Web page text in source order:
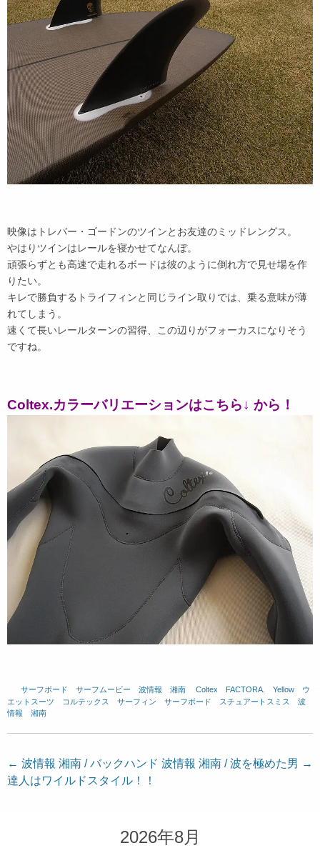
映像はトレバー・ゴードンのツインとお友達のミッドレングス。
やはりツインはレールを寝かせてなんぼ。
頑張らずとも高速で走れるボードは彼のように倒れ方で見せ場を作
りたい。
キレで勝負するトライフィンと同じライン取りでは、乗る意味が薄
れてしまう。
速くて長いレールターンの習得、この辺りがフォーカスになりそう
ですね。
Coltex.カラーバリエーションはこちら↓ から！
サーフボード サーフムービー 波情報 湘南 Coltex FACTORA. Yellow
ウ
エットスーツ
コルテックス サーフィン サーフボード スチュアートスミス
波
情報 湘南
投
稿
← 波情報 湘南 / バックハンド
達人はワイルドスタイル！！
波情報 湘南 / 波を極めた男 →
2026年8月